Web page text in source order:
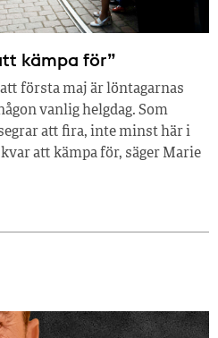
kämpa för”
första maj är löntagarnas
vanlig helgdag. Som
att fira, inte minst här i
att kämpa för, säger Marie